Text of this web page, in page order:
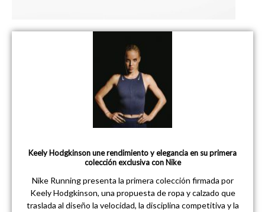
Keely Hodgkinson une rendimiento y elegancia en su primera
colección exclusiva con Nike
Nike Running presenta la primera colección firmada por
Keely Hodgkinson, una propuesta de ropa y calzado que
traslada al diseño la velocidad, la disciplina competitiva y la